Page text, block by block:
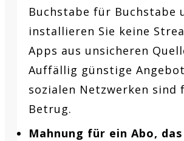
Buchstabe für Buchstabe
installieren Sie keine
Apps aus unsicheren
Auffällig günstige
sozialen Netzwerken sind
Betrug.
Mahnung für ein Abo, das